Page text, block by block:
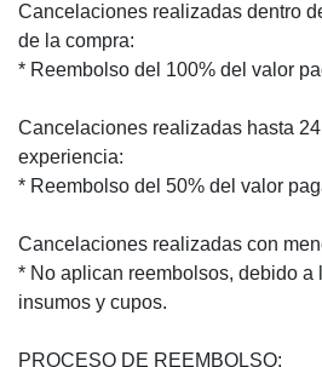
Cancelaciones realizadas dentro
de la compra:
* Reembolso del 100% del valor
Cancelaciones realizadas hasta
experiencia:
* Reembolso del 50% del valor
Cancelaciones realizadas con
* No aplican reembolsos, debido
insumos y cupos.
PROCESO DE REEMBOLSO: